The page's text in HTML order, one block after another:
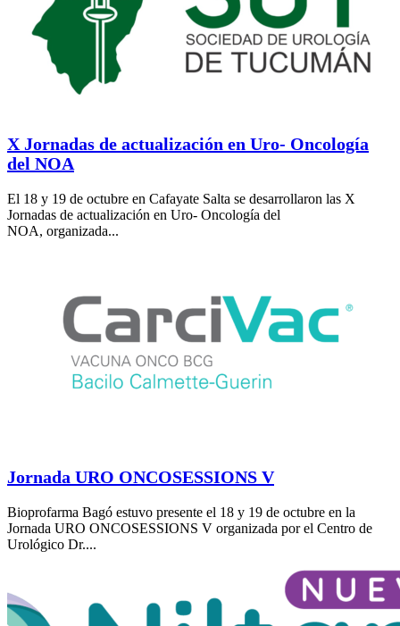
X Jornadas de actualización en Uro- Oncología
del NOA
El 18 y 19 de octubre en Cafayate Salta se desarrollaron las X
Jornadas de actualización en Uro- Oncología del
NOA, organizada...
Jornada URO ONCOSESSIONS V
Bioprofarma Bagó estuvo presente el 18 y 19 de octubre en la
Jornada URO ONCOSESSIONS V organizada por el Centro de
Urológico Dr....